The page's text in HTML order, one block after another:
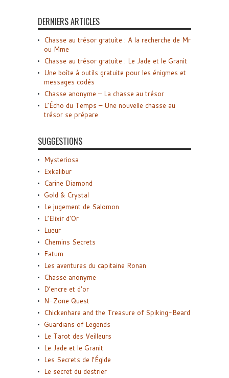
DERNIERS ARTICLES
Chasse au trésor gratuite : A la recherche de Mr
ou Mme
Chasse au trésor gratuite : Le Jade et le Granit
Une boîte à outils gratuite pour les énigmes et
messages codés
Chasse anonyme – La chasse au trésor
L’Écho du Temps – Une nouvelle chasse au
trésor se prépare
SUGGESTIONS
Mysteriosa
Exkalibur
Carine Diamond
Gold & Crystal
Le jugement de Salomon
L’Elixir d’Or
Lueur
Chemins Secrets
Fatum
Les aventures du capitaine Ronan
Chasse anonyme
D’encre et d’or
N-Zone Quest
Chickenhare and the Treasure of Spiking-Beard
Guardians of Legends
Le Tarot des Veilleurs
Le Jade et le Granit
Les Secrets de l’Égide
Le secret du destrier